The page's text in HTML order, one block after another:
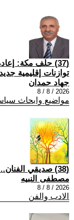
(37) حلف مكة:
توازنات إقليمية
جهاد حمدان
2026 / 8 / 8
مواضيع وابحاث
(38) صديقي الفنان.. هل أنت راضٍ عن نفسك؟
مصطفى النبيه
2026 / 8 / 8
الادب والفن